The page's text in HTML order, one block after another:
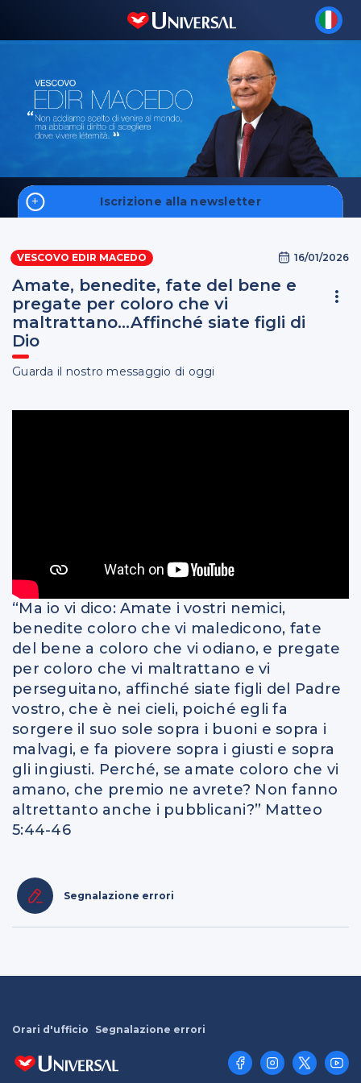
Iscrizione alla newsletter
Fale Conosco
VESCOVO EDIR MACEDO 16/01/2026
Amate, benedite, fate del bene e
pregate per coloro che vi
maltrattano...Affinché siate figli di
Dio
Guarda il nostro messaggio di oggi
“Ma io vi dico: Amate i vostri nemici,
benedite coloro che vi maledicono, fate
del bene a coloro che vi odiano, e pregate
per coloro che vi maltrattano e vi
perseguitano, affinché siate figli del Padre
vostro, che è nei cieli, poiché egli fa
sorgere il suo sole sopra i buoni e sopra i
malvagi, e fa piovere sopra i giusti e sopra
gli ingiusti. Perché, se amate coloro che vi
amano, che premio ne avrete? Non fanno
altrettanto anche i pubblicani?” Matteo
5:44-46
Segnalazione errori
Orari d'ufficio Segnalazione errori